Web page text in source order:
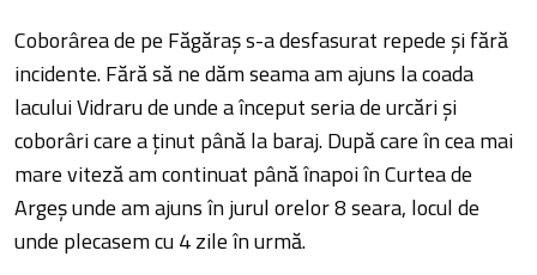
Coborârea de pe Făgăraș s-a desfasurat repede și fără
incidente. Fără să ne dăm seama am ajuns la coada
lacului Vidraru de unde a început seria de urcări și
coborâri care a ținut până la baraj. După care în cea mai
mare viteză am continuat până înapoi în Curtea de
Argeș unde am ajuns în jurul orelor 8 seara, locul de
unde plecasem cu 4 zile în urmă.